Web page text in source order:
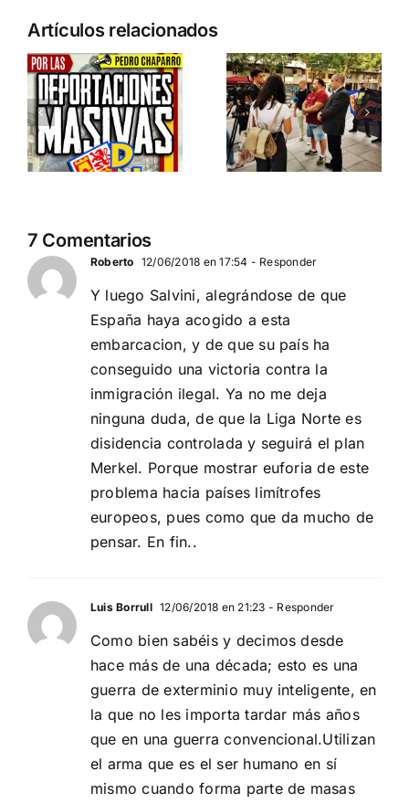
Artículos relacionados
Acto en
Barcelona:
España y
Serbia
contra el
separatismo
EN BARCELONA
acto DN
contra la
invasión
migratoria
y el gran
7 Comentarios
Roberto 12/06/2018 en 17:54 - Responder
Y luego Salvini, alegrándose de que
España haya acogido a esta
embarcacion, y de que su país ha
conseguido una victoria contra la
inmigración ilegal. Ya no me deja
ninguna duda, de que la Liga Norte es
disidencia controlada y seguirá el plan
Merkel. Porque mostrar euforia de este
problema hacia países limítrofes
europeos, pues como que da mucho de
pensar. En fin..
Luis Borrull 12/06/2018 en 21:23 - Responder
Como bien sabéis y decimos desde
hace más de una década; esto es una
guerra de exterminio muy inteligente, en
la que no les importa tardar más años
que en una guerra convencional.Utilizan
el arma que es el ser humano en sí
mismo cuando forma parte de masas